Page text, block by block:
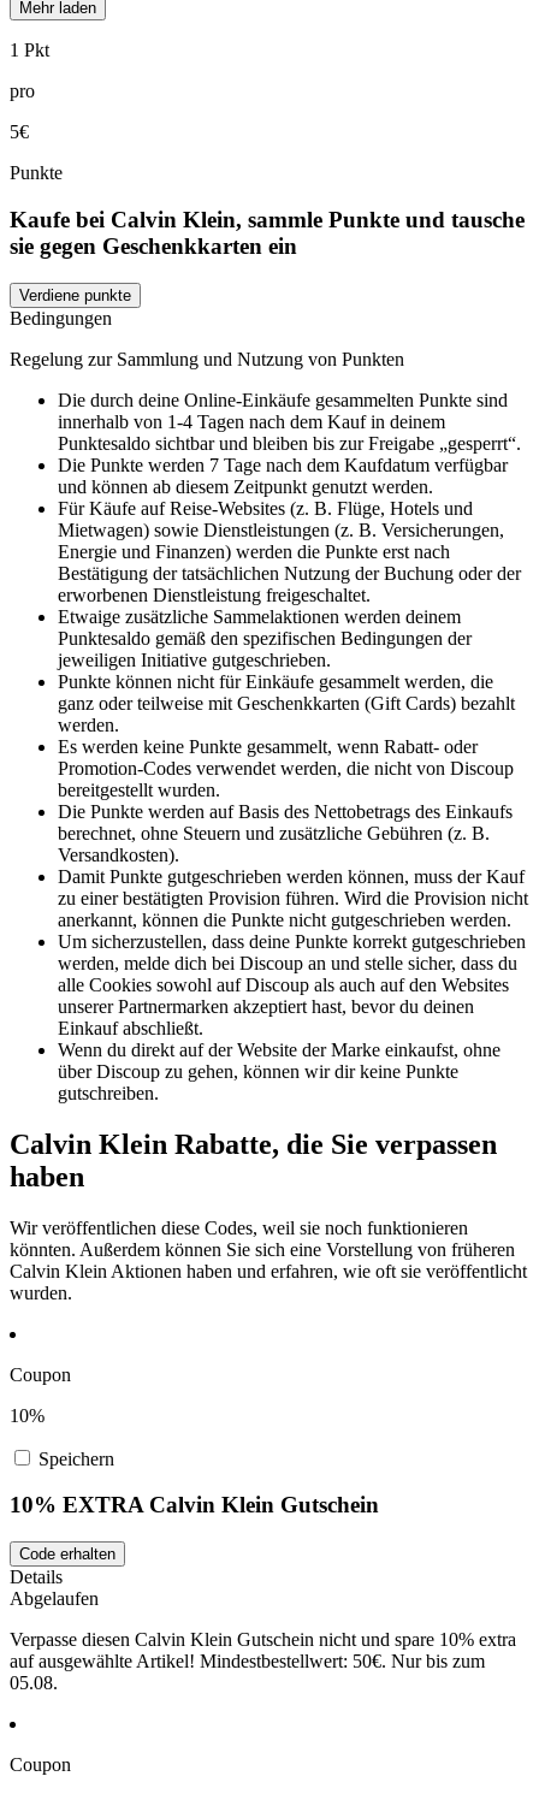
Mehr laden
1 Pkt
pro
5€
Punkte
Kaufe bei Calvin Klein, sammle Punkte und tausche
sie gegen Geschenkkarten ein
Verdiene punkte
Bedingungen
Regelung zur Sammlung und Nutzung von Punkten
Die durch deine Online-Einkäufe gesammelten Punkte sind
innerhalb von 1-4 Tagen nach dem Kauf in deinem
Punktesaldo sichtbar und bleiben bis zur Freigabe „gesperrt“.
Die Punkte werden 7 Tage nach dem Kaufdatum verfügbar
und können ab diesem Zeitpunkt genutzt werden.
Für Käufe auf Reise-Websites (z. B. Flüge, Hotels und
Mietwagen) sowie Dienstleistungen (z. B. Versicherungen,
Energie und Finanzen) werden die Punkte erst nach
Bestätigung der tatsächlichen Nutzung der Buchung oder der
erworbenen Dienstleistung freigeschaltet.
Etwaige zusätzliche Sammelaktionen werden deinem
Punktesaldo gemäß den spezifischen Bedingungen der
jeweiligen Initiative gutgeschrieben.
Punkte können nicht für Einkäufe gesammelt werden, die
ganz oder teilweise mit Geschenkkarten (Gift Cards) bezahlt
werden.
Es werden keine Punkte gesammelt, wenn Rabatt- oder
Promotion-Codes verwendet werden, die nicht von Discoup
bereitgestellt wurden.
Die Punkte werden auf Basis des Nettobetrags des Einkaufs
berechnet, ohne Steuern und zusätzliche Gebühren (z. B.
Versandkosten).
Damit Punkte gutgeschrieben werden können, muss der Kauf
zu einer bestätigten Provision führen. Wird die Provision nicht
anerkannt, können die Punkte nicht gutgeschrieben werden.
Um sicherzustellen, dass deine Punkte korrekt gutgeschrieben
werden, melde dich bei Discoup an und stelle sicher, dass du
alle Cookies sowohl auf Discoup als auch auf den Websites
unserer Partnermarken akzeptiert hast, bevor du deinen
Einkauf abschließt.
Wenn du direkt auf der Website der Marke einkaufst, ohne
über Discoup zu gehen, können wir dir keine Punkte
gutschreiben.
Calvin Klein Rabatte, die Sie verpassen
haben
Wir veröffentlichen diese Codes, weil sie noch funktionieren
könnten. Außerdem können Sie sich eine Vorstellung von früheren
Calvin Klein Aktionen haben und erfahren, wie oft sie veröffentlicht
wurden.
Coupon
10%
Speichern
10% EXTRA Calvin Klein Gutschein
Code erhalten
Details
Abgelaufen
Verpasse diesen Calvin Klein Gutschein nicht und spare 10% extra
auf ausgewählte Artikel! Mindestbestellwert: 50€. Nur bis zum
05.08.
Coupon